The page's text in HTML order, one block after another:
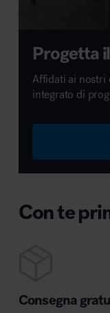
Progetta
Affidati ai nostri
integrato di
Con te
Consegna